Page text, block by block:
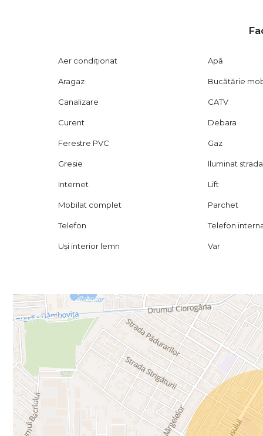
Vizionarea se face doar pe baza semnării unui contract
Aer condiționat Apă
Aragaz Bucătărie
Canalizare CATV
Curent Debara
Ferestre PVC Gaz
Gresie Iluminat
Internet Lift
Mobilat complet Parchet
Telefon Telefon
Uși interior lemn Var